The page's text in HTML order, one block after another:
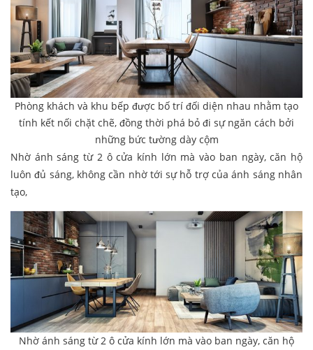
Phòng khách và khu bếp được bố trí đối diện nhau nhằm tạo
tính kết nối chặt chẽ, đồng thời phá bỏ đi sự ngăn cách bởi
những bức tường dày cộm
Nhờ ánh sáng từ 2 ô cửa kính lớn mà vào ban ngày, căn hộ
luôn đủ sáng, không cần nhờ tới sự hỗ trợ của ánh sáng nhân
tạo,
Nhờ ánh sáng từ 2 ô cửa kính lớn mà vào ban ngày, căn hộ